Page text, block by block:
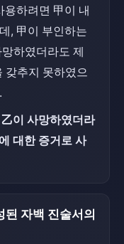
용하려면 甲이 내
, 甲이 부인하는
하였더라도 제
갖추지 못하였으
이 사망하였더라
대한 증거로 사
자백 진술서의